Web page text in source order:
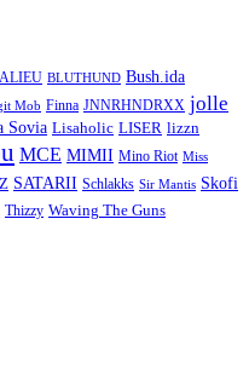
ALIEU BLUTHUND Bush.ida
Mob Finna JNNRHNDRXX jolle
Sovia Lisaholic LISER lizzn
MCE MIMII Mino Riot Miss
SATARII Schlakks Sir Mantis Skofi
Thizzy Waving The Guns